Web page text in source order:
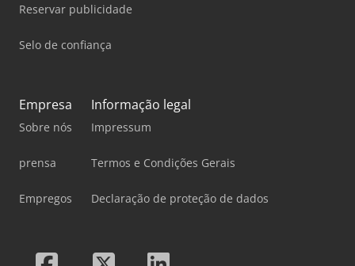
Reservar publicidade
Selo de confiança
Empresa
Sobre nós
prensa
Empregos
Informação legal
Impressum
Termos e Condições Gerais
Declaração de proteção de dados